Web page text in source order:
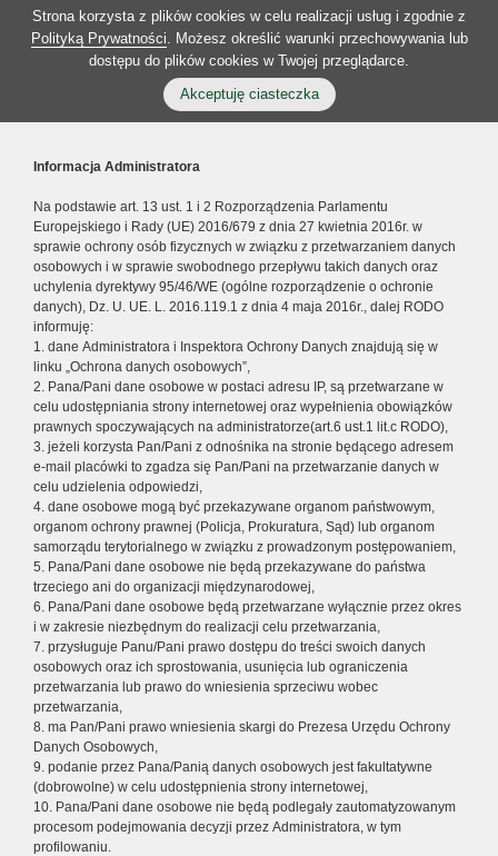
Strona korzysta z plików cookies w celu realizacji usług i zgodnie z
Polityką Prywatności. Możesz określić warunki przechowywania lub
dostępu do plików cookies w Twojej przeglądarce.
Akceptuję ciasteczka
Informacja Administratora
Na podstawie art. 13 ust. 1 i 2 Rozporządzenia Parlamentu
Europejskiego i Rady (UE) 2016/679 z dnia 27 kwietnia 2016r. w
sprawie ochrony osób fizycznych w związku z przetwarzaniem danych
osobowych i w sprawie swobodnego przepływu takich danych oraz
uchylenia dyrektywy 95/46/WE (ogólne rozporządzenie o ochronie
danych), Dz. U. UE. L. 2016.119.1 z dnia 4 maja 2016r., dalej RODO
informuję:
1. dane Administratora i Inspektora Ochrony Danych znajdują się w
linku „Ochrona danych osobowych”,
2. Pana/Pani dane osobowe w postaci adresu IP, są przetwarzane w
celu udostępniania strony internetowej oraz wypełnienia obowiązków
prawnych spoczywających na administratorze(art.6 ust.1 lit.c RODO),
3. jeżeli korzysta Pan/Pani z odnośnika na stronie będącego adresem
e-mail placówki to zgadza się Pan/Pani na przetwarzanie danych w
celu udzielenia odpowiedzi,
4. dane osobowe mogą być przekazywane organom państwowym,
organom ochrony prawnej (Policja, Prokuratura, Sąd) lub organom
samorządu terytorialnego w związku z prowadzonym postępowaniem,
5. Pana/Pani dane osobowe nie będą przekazywane do państwa
trzeciego ani do organizacji międzynarodowej,
6. Pana/Pani dane osobowe będą przetwarzane wyłącznie przez okres
i w zakresie niezbędnym do realizacji celu przetwarzania,
7. przysługuje Panu/Pani prawo dostępu do treści swoich danych
osobowych oraz ich sprostowania, usunięcia lub ograniczenia
przetwarzania lub prawo do wniesienia sprzeciwu wobec
przetwarzania,
8. ma Pan/Pani prawo wniesienia skargi do Prezesa Urzędu Ochrony
Danych Osobowych,
9. podanie przez Pana/Panią danych osobowych jest fakultatywne
(dobrowolne) w celu udostępnienia strony internetowej,
10. Pana/Pani dane osobowe nie będą podlegały zautomatyzowanym
procesom podejmowania decyzji przez Administratora, w tym
profilowaniu.